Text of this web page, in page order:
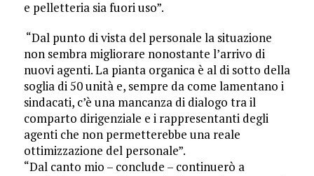
e pelletteria sia fuori uso”.
“Dal punto di vista del personale la situazione
non sembra migliorare nonostante l’arrivo di
nuovi agenti. La pianta organica è al di sotto della
soglia di 50 unità e, sempre da come lamentano i
sindacati, c’è una mancanza di dialogo tra il
comparto dirigenziale e i rappresentanti degli
agenti che non permetterebbe una reale
ottimizzazione del personale”.
“Dal canto mio – conclude – continuerò a